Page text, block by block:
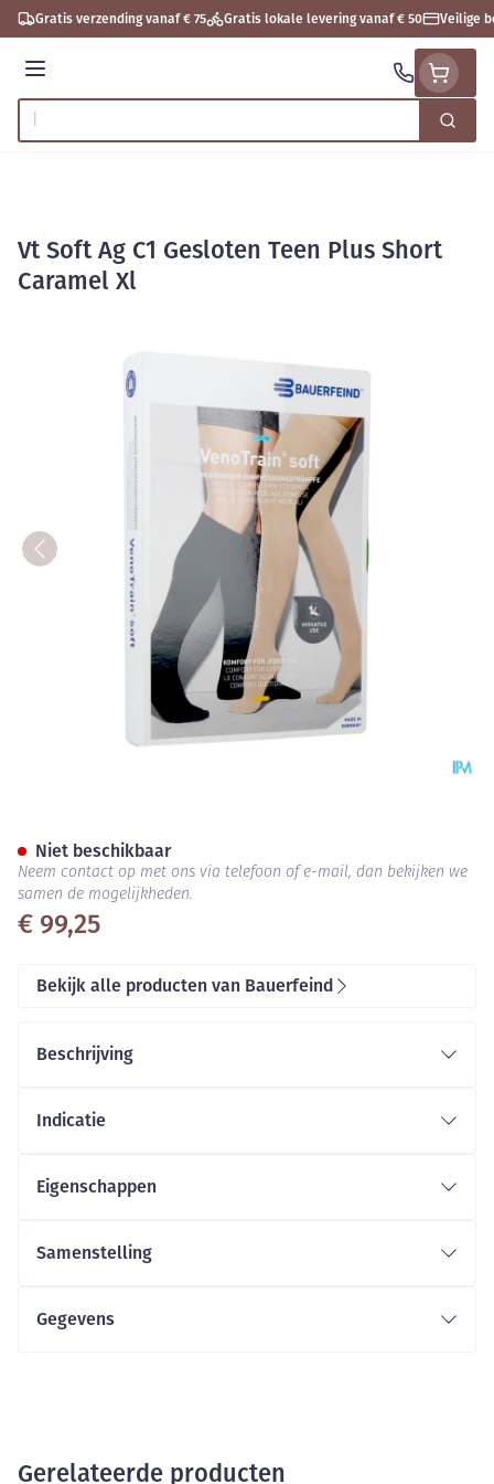
Ga naar de inhoud
Gratis verzending vanaf € 75 Gratis lokale levering vanaf € 50 Veilige
Menu
Product, merk, categorie... Zoek
Vt Soft Ag C1 Gesloten Teen Plus Short
Caramel Xl
€ 99,25
Niet beschikbaar
Neem contact op met ons via telefoon of e-mail, dan bekijken we
samen de mogelijkheden.
Bekijk alle producten van Bauerfeind
Beschrijving
Indicatie
Eigenschappen
Samenstelling
Gegevens
Gerelateerde producten